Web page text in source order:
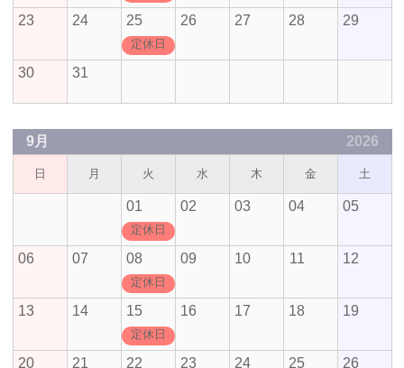
23 24 25
定休日
26 27 28 29
30 31
9月 2026
日 月 火 水 木 金 土
01
定休日
02 03 04 05
06 07 08
定休日
09 10 11 12
13 14 15
定休日
16 17 18 19
20 21 22 23 24 25 26